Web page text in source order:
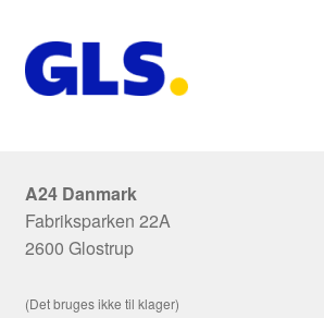
A24 Danmark
Fabriksparken 22A
2600 Glostrup
(Det bruges ikke til klager)